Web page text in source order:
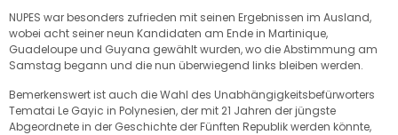
NUPES war besonders zufrieden mit seinen Ergebnissen im Ausland,
wobei acht seiner neun Kandidaten am Ende in Martinique,
Guadeloupe und Guyana gewählt wurden, wo die Abstimmung am
Samstag begann und die nun überwiegend links bleiben werden.
Bemerkenswert ist auch die Wahl des Unabhängigkeitsbefürworters
Tematai Le Gayic in Polynesien, der mit 21 Jahren der jüngste
Abgeordnete in der Geschichte der Fünften Republik werden könnte,